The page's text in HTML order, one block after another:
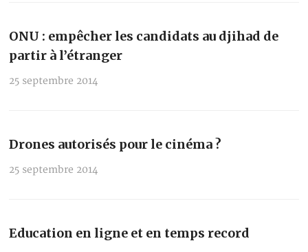
ONU : empêcher les candidats au djihad de
partir à l’étranger
25 septembre 2014
Drones autorisés pour le cinéma ?
25 septembre 2014
Education en ligne et en temps record